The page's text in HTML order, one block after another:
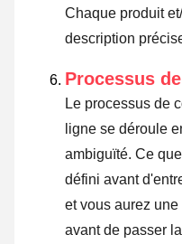
Chaque produit
description
Processus
Le processus de
ligne se déroule
ambiguïté. Ce
défini avant
et vous aurez
avant de passer